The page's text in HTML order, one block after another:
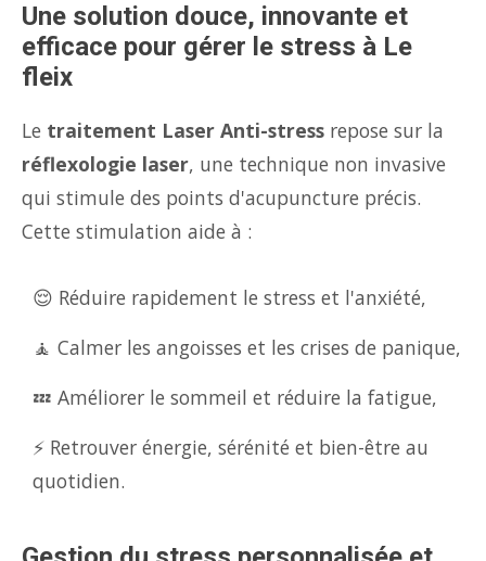
Une solution douce, innovante et
efficace pour gérer le stress à Le
fleix
Le traitement Laser Anti-stress repose sur la
réflexologie laser, une technique non invasive
qui stimule des points d'acupuncture précis.
Cette stimulation aide à :
😌 Réduire rapidement le stress et l'anxiété,
🧘 Calmer les angoisses et les crises de panique,
💤 Améliorer le sommeil et réduire la fatigue,
⚡ Retrouver énergie, sérénité et bien-être au
quotidien.